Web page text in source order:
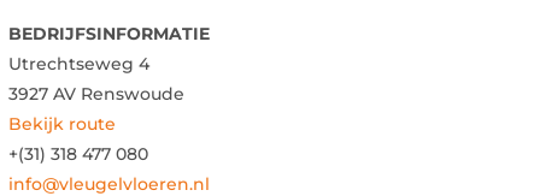
BEDRIJFSINFORMATIE
Utrechtseweg 4
3927 AV Renswoude
Bekijk route
+(31) 318 477 080
info@vleugelvloeren.nl